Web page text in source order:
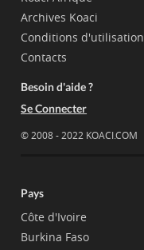
Archives Koaci
Conditions d'utilisation
Contacts
Besoin d'aide ?
Se Connecter
© 2008 - 2022 KOACI.COM
Pays
Côte d'Ivoire
Burkina Faso